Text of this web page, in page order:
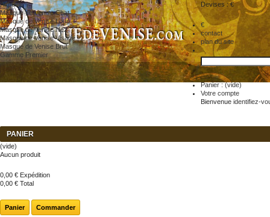
Devises : €
€
contact
plan du site
Panier :(vide)
Votre compte
Bienvenue identifiez-
Accueil
Masque de Venise Chat
Masque de Venise Loup
Masque de Venise Nez
Masque de Venise Visage
Masque de Venise Brut
Gamme Premier
PANIER
(vide)
Aucun produit
0,00 € Expédition
0,00 € Total
Panier Commander